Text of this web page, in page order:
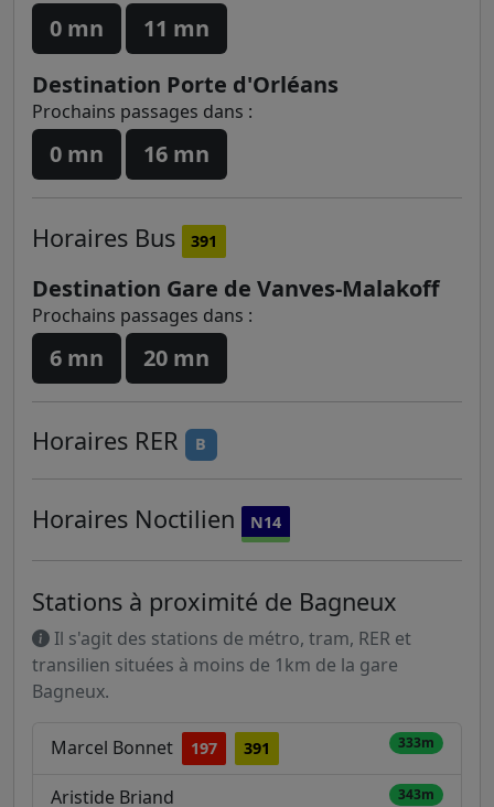
0 mn
11 mn
Destination Porte d'Orléans
Prochains passages dans :
0 mn 16 mn
Horaires Bus 391
Destination Gare de Vanves-Malakoff
Prochains passages dans :
6 mn 20 mn
Horaires RER B
Horaires Noctilien N14
Stations à proximité de Bagneux
Il s'agit des stations de métro, tram, RER et
transilien situées à moins de 1km de la gare
Bagneux.
Marcel Bonnet 197 391 333m
Aristide Briand 343m